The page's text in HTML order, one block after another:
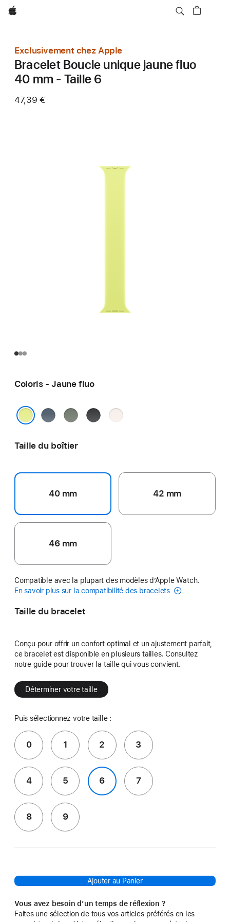
Apple
Exclusivement chez Apple
Bracelet Boucle unique jaune fluo
40 mm - Taille 6
47,39 €
Coloris - Jaune fluo
Bleu
Gris
Noir
Rose
Taille du boîtier
40 mm 42 mm
46 mm
Compatible avec la plupart des modèles d’Apple Watch.
En savoir plus sur la compatibilité des bracelets
Taille du bracelet
Conçu pour offrir un confort optimal et un ajustement parfait,
ce bracelet est disponible en plusieurs tailles. Consultez
notre guide pour trouver la taille qui vous convient.
Déterminer votre taille
Puis sélectionnez votre taille :
0 1 2 3
4 5 6 7
8 9
Ajouter au Panier
Vous avez besoin d’un temps de réflexion ?
Faites une sélection de tous vos articles préférés en les